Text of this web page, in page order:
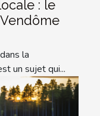
: le
la
un sujet qui...